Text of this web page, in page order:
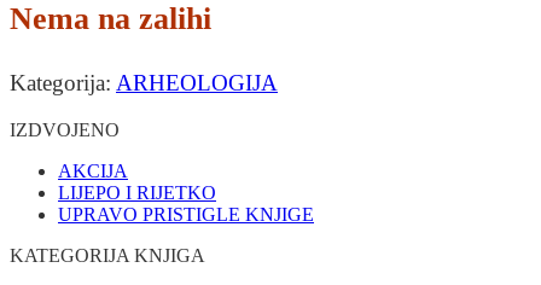
Nema na zalihi
Kategorija: ARHEOLOGIJA
IZDVOJENO
AKCIJA
LIJEPO I RIJETKO
UPRAVO PRISTIGLE KNJIGE
KATEGORIJA KNJIGA